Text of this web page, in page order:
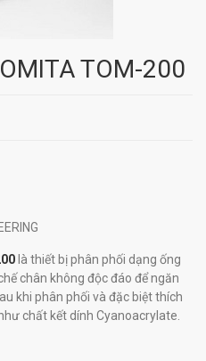
TOM-200
là thiết bị phân phối dạng ống
chân không độc đáo để ngăn
khi phân phối và đặc biệt thích
chất kết dính Cyanoacrylate.